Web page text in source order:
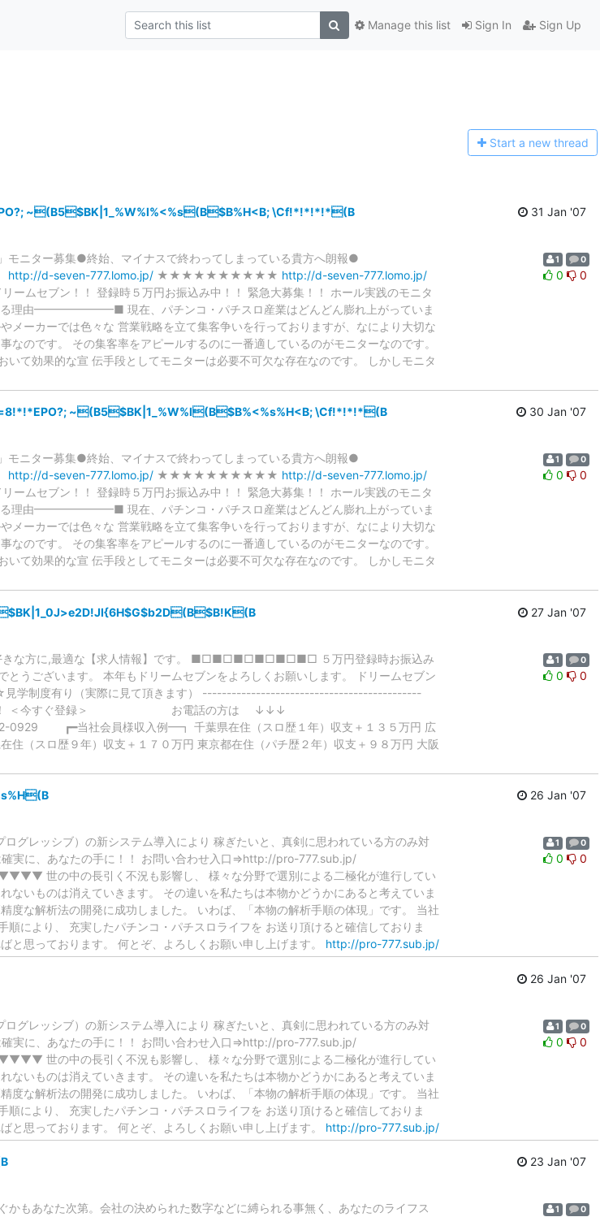
Sign In Sign Up
Manage this list
Start a new thread
~(B5$BK|1_%W%l%<%s(B$B%H<B; \Cf!*!*!*!*(B
31 Jan '07
モニター募集●終始、マイナスで終わってしまっている貴方へ朗報●
http://d-seven-777.lomo.jp/ ★★★★★★★★★★ http://d-seven-777.lomo.jp/
ムセブン！！ 登録時５万円お振込み中！！ 緊急大募集！！ ホール実践のモニタ
由━━━━━━━■ 現在、パチンコ・パチスロ産業はどんどん膨れ上がっていま
メーカーでは色々な 営業戦略を立て集客争いを行っておりますが、なにより大切な
なのです。 その集客率をアピールするのに一番適しているのがモニターなのです。
いて効果的な宣 伝手段としてモニターは必要不可欠な存在なのです。 しかしモニタ
1 0
0 0
~(B5$BK|1_%W%l(B$B%<%s%H<B; \Cf!*!*!*(B
30 Jan '07
モニター募集●終始、マイナスで終わってしまっている貴方へ朗報●
http://d-seven-777.lomo.jp/ ★★★★★★★★★★ http://d-seven-777.lomo.jp/
ムセブン！！ 登録時５万円お振込み中！！ 緊急大募集！！ ホール実践のモニタ
由━━━━━━━■ 現在、パチンコ・パチスロ産業はどんどん膨れ上がっていま
メーカーでは色々な 営業戦略を立て集客争いを行っておりますが、なにより大切な
なのです。 その集客率をアピールするのに一番適しているのがモニターなのです。
いて効果的な宣 伝手段としてモニターは必要不可欠な存在なのです。 しかしモニタ
1 0
0 0
27 Jan '07
方に,最適な【求人情報】です。 ■□■□■□■□■□■□ ５万円登録時お振込み
うございます。 本年もドリームセブンをよろしくお願いします。 ドリームセブン
☆見学制度有り（実際に見て頂きます） ---------------------------------------------
に稼げます！ ＜今すぐ登録＞ お電話の方は ↓↓↓
┏━当社会員様収入例━┓ 千葉県在住（スロ歴１年）収支＋１３５万円 広
住（スロ歴９年）収支＋１７０万円 東京都在住（パチ歴２年）収支＋９８万円 大阪
1 0
0 0
26 Jan '07
ッシブ）の新システム導入により 稼ぎたいと、真剣に思われている方のみ対
実に、あなたの手に！！ お問い合わせ入口⇒http://pro-777.sub.jp/
長引く不況も影響し、 様々な分野で選別による二極化が進行してい
ないものは消えていきます。 その違いを私たちは本物かどうかにあると考えていま
度な解析法の開発に成功しました。 いわば、「本物の解析手順の体現」です。 当社
により、 充実したパチンコ・パチスロライフを お送り頂けると確信しておりま
と思っております。 何とぞ、よろしくお願い申し上げます。 http://pro-777.sub.jp/
1 0
0 0
26 Jan '07
ッシブ）の新システム導入により 稼ぎたいと、真剣に思われている方のみ対
実に、あなたの手に！！ お問い合わせ入口⇒http://pro-777.sub.jp/
長引く不況も影響し、 様々な分野で選別による二極化が進行してい
ないものは消えていきます。 その違いを私たちは本物かどうかにあると考えていま
度な解析法の開発に成功しました。 いわば、「本物の解析手順の体現」です。 当社
により、 充実したパチンコ・パチスロライフを お送り頂けると確信しておりま
と思っております。 何とぞ、よろしくお願い申し上げます。 http://pro-777.sub.jp/
1 0
0 0
23 Jan '07
かもあなた次第。会社の決められた数字などに縛られる事無く、あなたのライフス
1 0